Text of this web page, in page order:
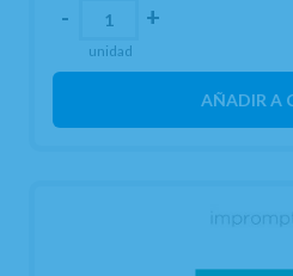
- +
unidad
AÑADIR A